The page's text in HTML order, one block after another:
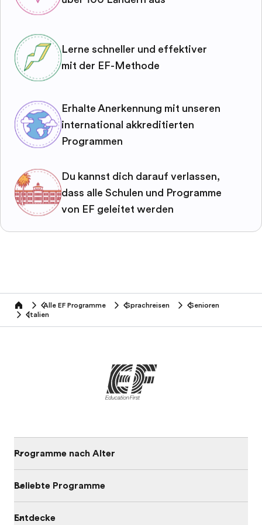
Lerne schneller und effektiver
mit der EF-Methode
Erhalte Anerkennung mit unseren
international akkreditierten
Programmen
Du kannst dich darauf verlassen,
dass alle Schulen und Programme
von EF geleitet werden
home Alle EF Programme Sprachreisen
Senioren
Italien
Programme nach Alter
Beliebte Programme
Entdecke